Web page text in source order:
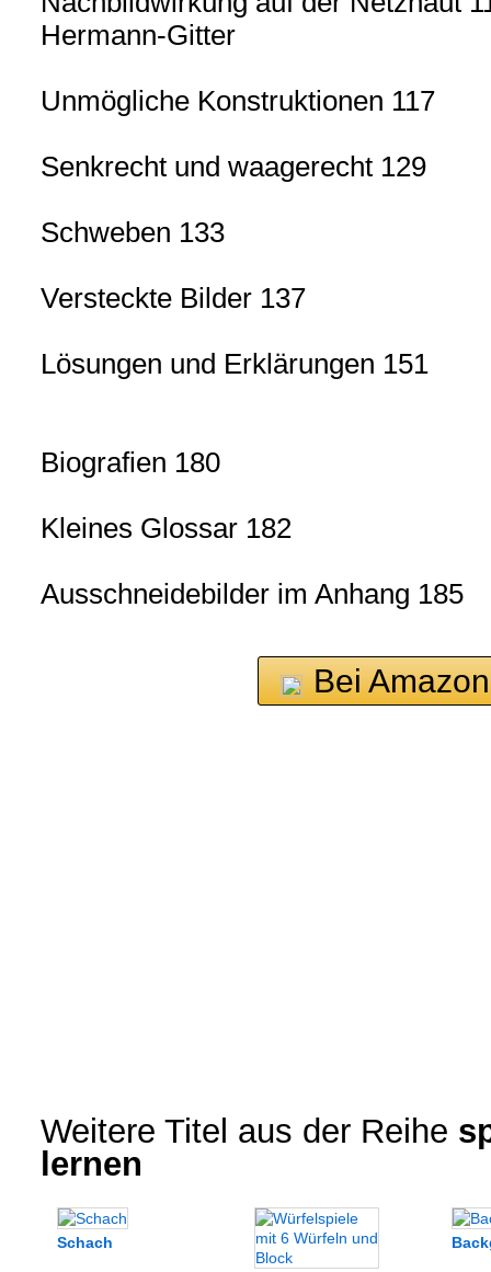
Hermann-Gitter
Unmögliche Konstruktionen 117
Senkrecht und waagerecht 129
Schweben 133
Versteckte Bilder 137
Lösungen und Erklärungen 151
Biografien 180
Kleines Glossar 182
Ausschneidebilder im Anhang 185
Bei
Weitere Titel aus der Reihe
lernen
Schach